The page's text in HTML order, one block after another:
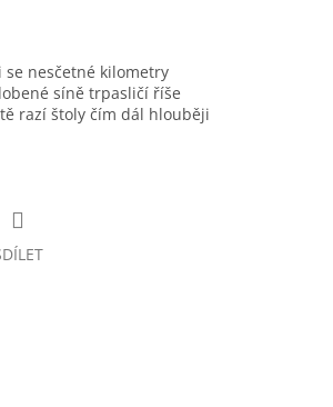
nesčetné kilometry
síně trpasličí říše
razí štoly čím dál hlouběji